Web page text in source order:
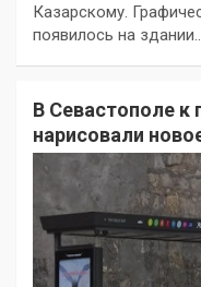
Казарскому.
появилось на
В Севастополе к
нарисовали